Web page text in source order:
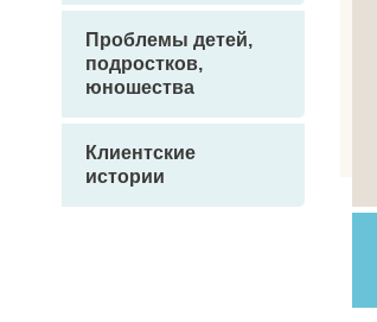
Проблемы детей,
подростков,
юношества
Клиентские
истории